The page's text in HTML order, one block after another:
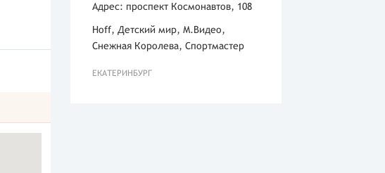
Адрес: проспект Космонавтов, 108
Hoff, Детский мир, М.Видео,
Снежная Королева, Спортмастер
ЕКАТЕРИНБУРГ